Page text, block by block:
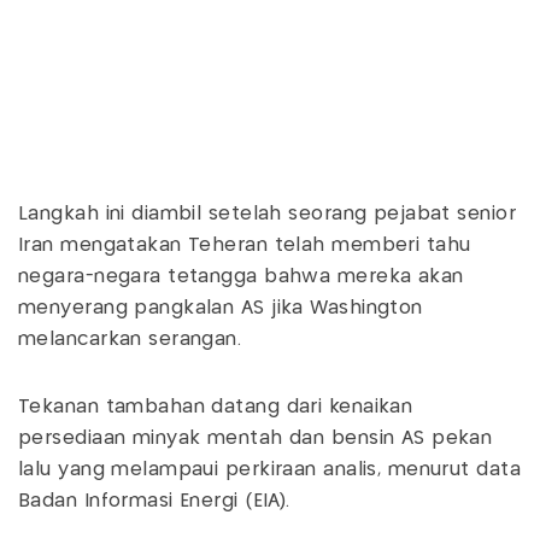
Langkah ini diambil setelah seorang pejabat senior
Iran mengatakan Teheran telah memberi tahu
negara-negara tetangga bahwa mereka akan
menyerang pangkalan AS jika Washington
melancarkan serangan.
Tekanan tambahan datang dari kenaikan
persediaan minyak mentah dan bensin AS pekan
lalu yang melampaui perkiraan analis, menurut data
Badan Informasi Energi (EIA).